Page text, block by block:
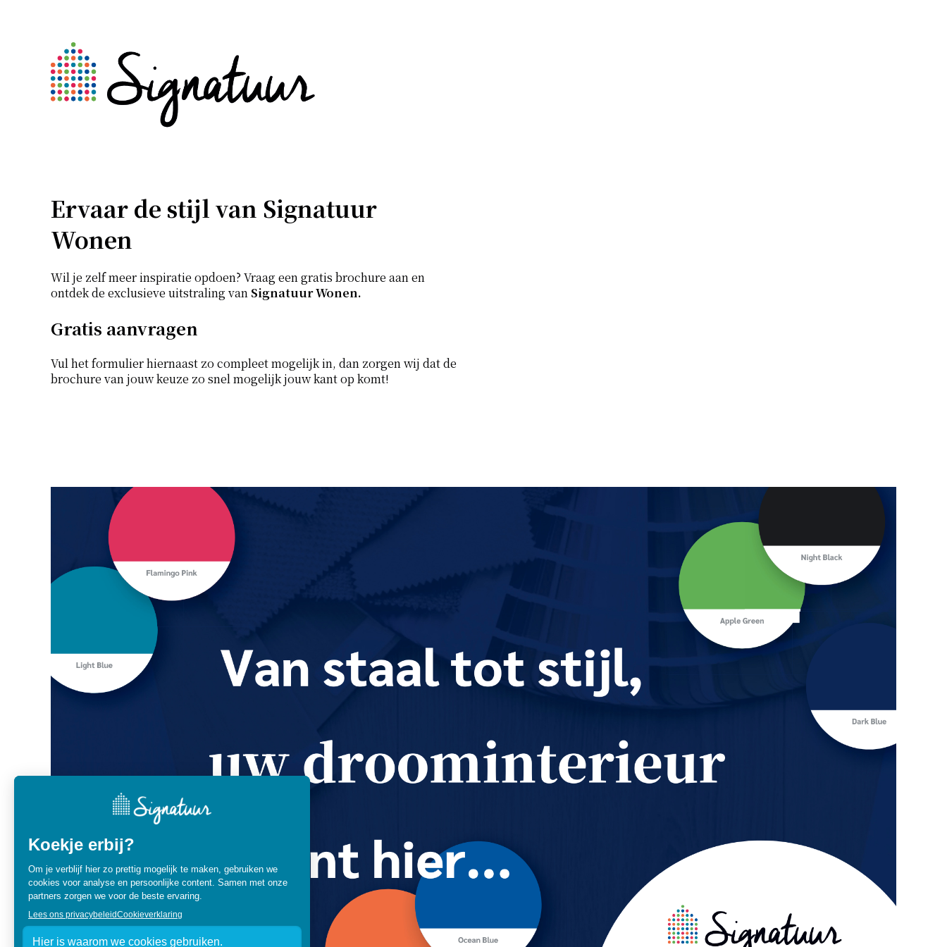
Ervaar de stijl van Signatuur
Wonen
Wil je zelf meer inspiratie opdoen? Vraag een gratis brochure aan en
ontdek de exclusieve uitstraling van Signatuur Wonen.
Gratis aanvragen
Vul het formulier hiernaast zo compleet mogelijk in, dan zorgen wij dat de
brochure van jouw keuze zo snel mogelijk jouw kant op komt!